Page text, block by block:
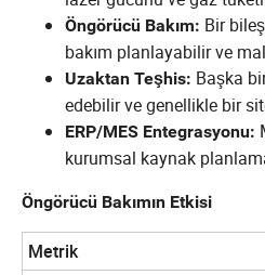
Öngörücü Bakım: Bir
bakım planlayabilir ve
Uzaktan Teşhis: Başka
edebilir ve genellikle bir
ERP/MES Entegrasyonu:
kurumsal kaynak
Öngörücü Bakımın Etkisi
Metrik